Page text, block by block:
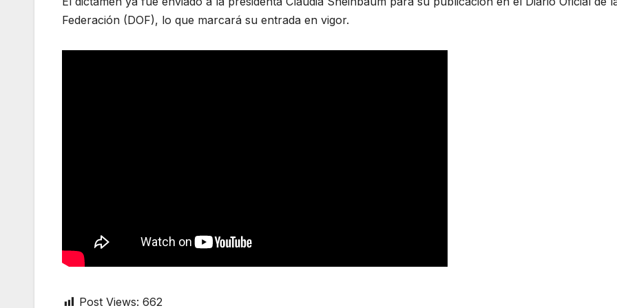
Federación (DOF), lo que marcará su entrada en vigor.
Post Views: 662